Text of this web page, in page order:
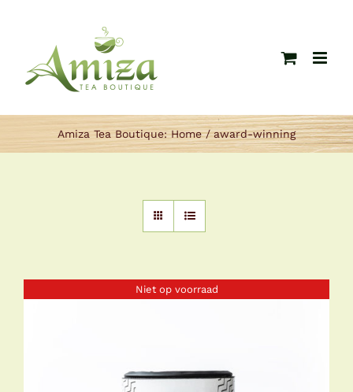
Amiza Tea Boutique: Home award-winning
Niet op voorraad